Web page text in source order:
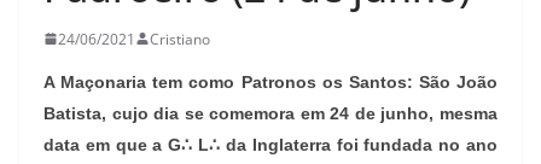
24/06/2021 Cristiano
A Maçonaria tem como Patronos os Santos: São João
Batista, cujo dia se comemora em 24 de junho, mesma
data em que a G∴ L∴ da Inglaterra foi fundada no ano